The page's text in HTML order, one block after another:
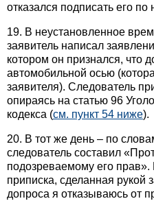
отказался подписать его
19. В неустановленное
заявитель написал
котором он признался, что
автомобильной осью
заявителя). Следователь
опираясь на статью 96
кодекса (см. пункт 54 ниже).
20. В тот же день – по
следователь составил
подозреваемому его
приписка, сделанная рукой
допроса я отказываюсь от